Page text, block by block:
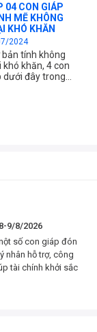
04 CON GIÁP
MẼ KHÔNG
KHÓ KHĂN
2024
bản tính không
khó khăn, 4 con
dưới đây trong
9/8/2026
số con giáp đón
nhân hỗ trợ, công
tài chính khởi sắc